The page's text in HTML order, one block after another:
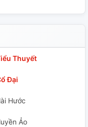
Thuyết
Đại
Hước
Ảo